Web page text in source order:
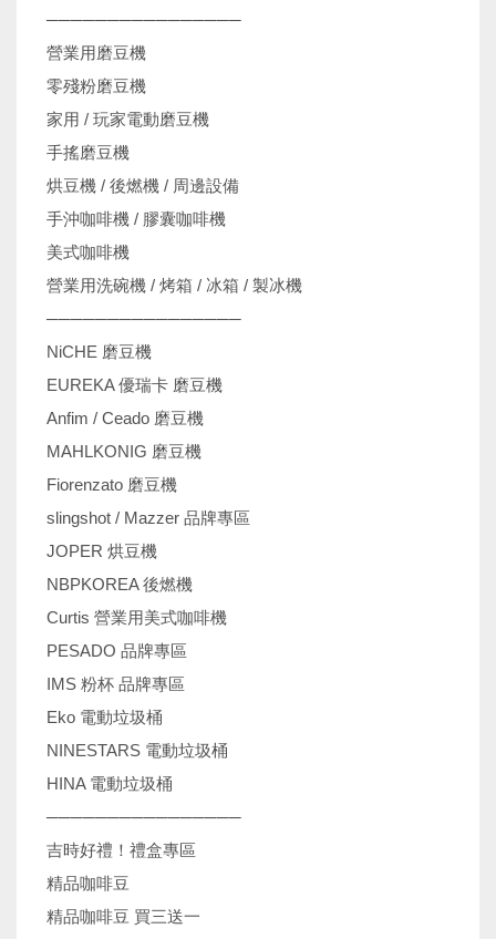
────────────────
營業用磨豆機
零殘粉磨豆機
家用 / 玩家電動磨豆機
手搖磨豆機
烘豆機 / 後燃機 / 周邊設備
手沖咖啡機 / 膠囊咖啡機
美式咖啡機
營業用洗碗機 / 烤箱 / 冰箱 / 製冰機
────────────────
NiCHE 磨豆機
EUREKA 優瑞卡 磨豆機
Anfim / Ceado 磨豆機
MAHLKONIG 磨豆機
Fiorenzato 磨豆機
slingshot / Mazzer 品牌專區
JOPER 烘豆機
NBPKOREA 後燃機
Curtis 營業用美式咖啡機
PESADO 品牌專區
IMS 粉杯 品牌專區
Eko 電動垃圾桶
NINESTARS 電動垃圾桶
HINA 電動垃圾桶
────────────────
吉時好禮！禮盒專區
精品咖啡豆
精品咖啡豆 買三送一